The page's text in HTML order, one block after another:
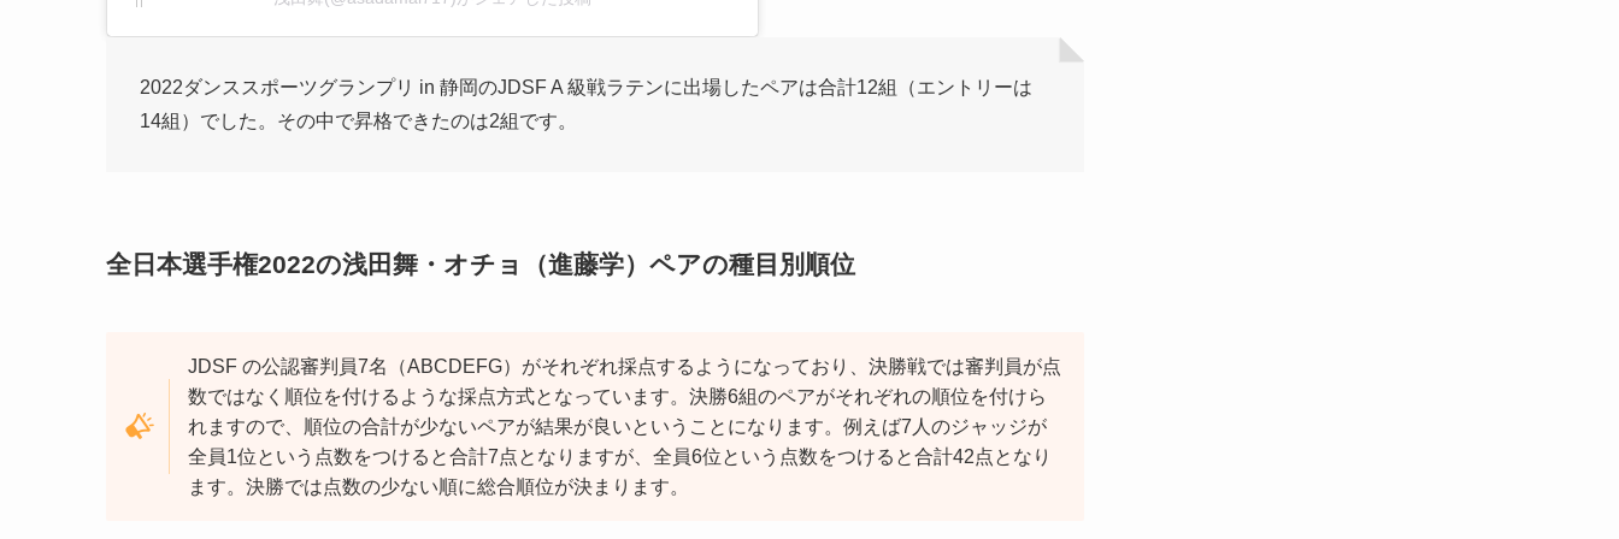
2022ダンススポーツグランプリ in 静岡のJDSF A 級戦ラテンに出場したペアは合計12組（エントリーは
14組）でした。その中で昇格できたのは2組です。
全日本選手権2022の浅田舞・オチョ（進藤学）ペアの種目別順位
JDSF の公認審判員7名（ABCDEFG）がそれぞれ採点するようになっており、決勝戦では審判員が点
数ではなく順位を付けるような採点方式となっています。決勝6組のペアがそれぞれの順位を付けら
れますので、順位の合計が少ないペアが結果が良いということになります。例えば7人のジャッジが
全員1位という点数をつけると合計7点となりますが、全員6位という点数をつけると合計42点となり
ます。決勝では点数の少ない順に総合順位が決まります。